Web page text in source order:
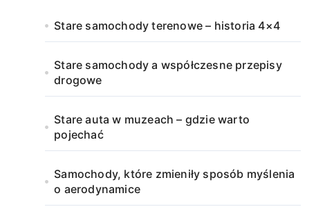
Stare samochody terenowe – historia 4×4
Stare samochody a współczesne przepisy
drogowe
Stare auta w muzeach – gdzie warto
pojechać
Samochody, które zmieniły sposób myślenia
o aerodynamice